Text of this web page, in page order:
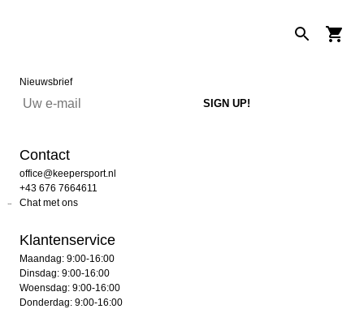
Nieuwsbrief
Contact
office@keepersport.nl
+43 676 7664611
Chat met ons
Klantenservice
Maandag: 9:00-16:00
Dinsdag: 9:00-16:00
Woensdag: 9:00-16:00
Donderdag: 9:00-16:00